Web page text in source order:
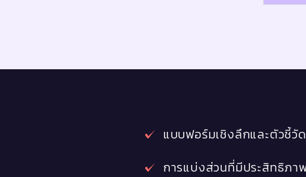
แบบฟอร์มเชิงลึกและตัวชี้วั
การแบ่งส่วนที่มีประสิทธิภา